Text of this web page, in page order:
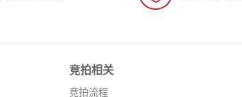
竞拍相关
竞拍流程